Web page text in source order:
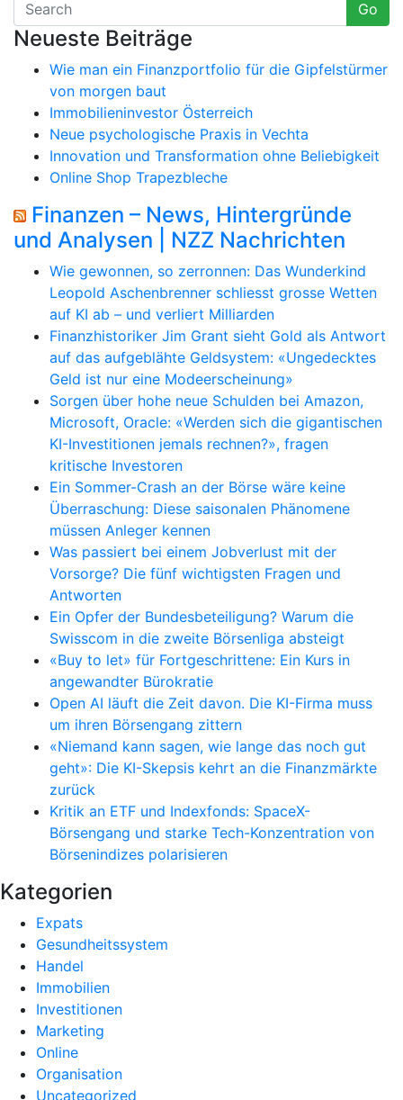
Go
Neueste Beiträge
Wie man ein Finanzportfolio für die Gipfelstürmer
von morgen baut
Immobilieninvestor Österreich
Neue psychologische Praxis in Vechta
Innovation und Transformation ohne Beliebigkeit
Online Shop Trapezbleche
Finanzen – News, Hintergründe
und Analysen | NZZ Nachrichten
Wie gewonnen, so zerronnen: Das Wunderkind
Leopold Aschenbrenner schliesst grosse Wetten
auf KI ab – und verliert Milliarden
Finanzhistoriker Jim Grant sieht Gold als Antwort
auf das aufgeblähte Geldsystem: «Ungedecktes
Geld ist nur eine Modeerscheinung»
Sorgen über hohe neue Schulden bei Amazon,
Microsoft, Oracle: «Werden sich die gigantischen
KI-Investitionen jemals rechnen?», fragen
kritische Investoren
Ein Sommer-Crash an der Börse wäre keine
Überraschung: Diese saisonalen Phänomene
müssen Anleger kennen
Was passiert bei einem Jobverlust mit der
Vorsorge? Die fünf wichtigsten Fragen und
Antworten
Ein Opfer der Bundesbeteiligung? Warum die
Swisscom in die zweite Börsenliga absteigt
«Buy to let» für Fortgeschrittene: Ein Kurs in
angewandter Bürokratie
Open AI läuft die Zeit davon. Die KI-Firma muss
um ihren Börsengang zittern
«Niemand kann sagen, wie lange das noch gut
geht»: Die KI-Skepsis kehrt an die Finanzmärkte
zurück
Kritik an ETF und Indexfonds: SpaceX-
Börsengang und starke Tech-Konzentration von
Börsenindizes polarisieren
Kategorien
Expats
Gesundheitssystem
Handel
Immobilien
Investitionen
Marketing
Online
Organisation
Uncategorized